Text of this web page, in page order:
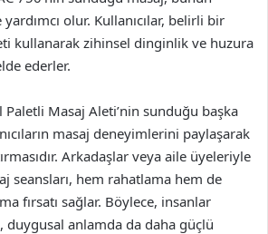
olur. Kullanıcılar, belirli bir
kullanarak zihinsel dinginlik ve huzura
ederler.
Masaj Aleti’nin sunduğu başka
masaj deneyimlerini paylaşarak
Arkadaşlar veya aile üyeleriyle
seansları, hem rahatlama hem de
fırsatı sağlar. Böylece, insanlar
duygusal anlamda da daha güçlü